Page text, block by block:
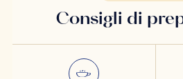
Consigli di